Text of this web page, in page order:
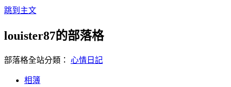
跳到主文
louister87的部落格
部落格全站分類： 心情日記
相簿